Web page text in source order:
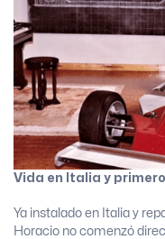
Vida en Italia y
Ya instalado en Italia y
Horacio no comenzó